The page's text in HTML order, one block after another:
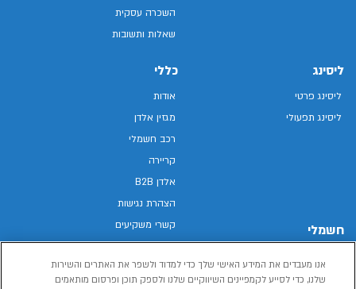
השכרה עסקית
שאלות ותשובות
ליסינג
ליסינג פרטי
ליסינג תפעולי
חשמלי
רכב חשמלי
כללי
אודות
מגזין אלדן
רכב חשמלי
קריירה
אלדן B2B
הצהרת נגישות
קשרי משקיעים
מפת האתר
מדיניות פרטיות
אנו מעבדים את המידע האישי שלך כדי למדוד ולשפר את האתרים והשירות
שלנו, כדי לסייע לקמפיינים השיווקיים שלנו ולספק תוכן ופרסום מותאמים